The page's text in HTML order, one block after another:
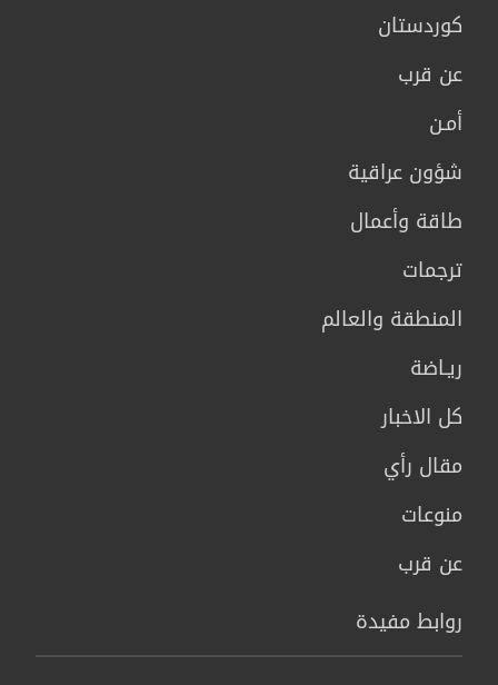
كوردستان
عن قرب
أمـن
شؤون عراقية
طاقة وأعمال
ترجمات
المنطقة والعالم
ريـاضة
كل الاخبار
مقال رأي
منوعات
عن قرب
روابط مفيدة